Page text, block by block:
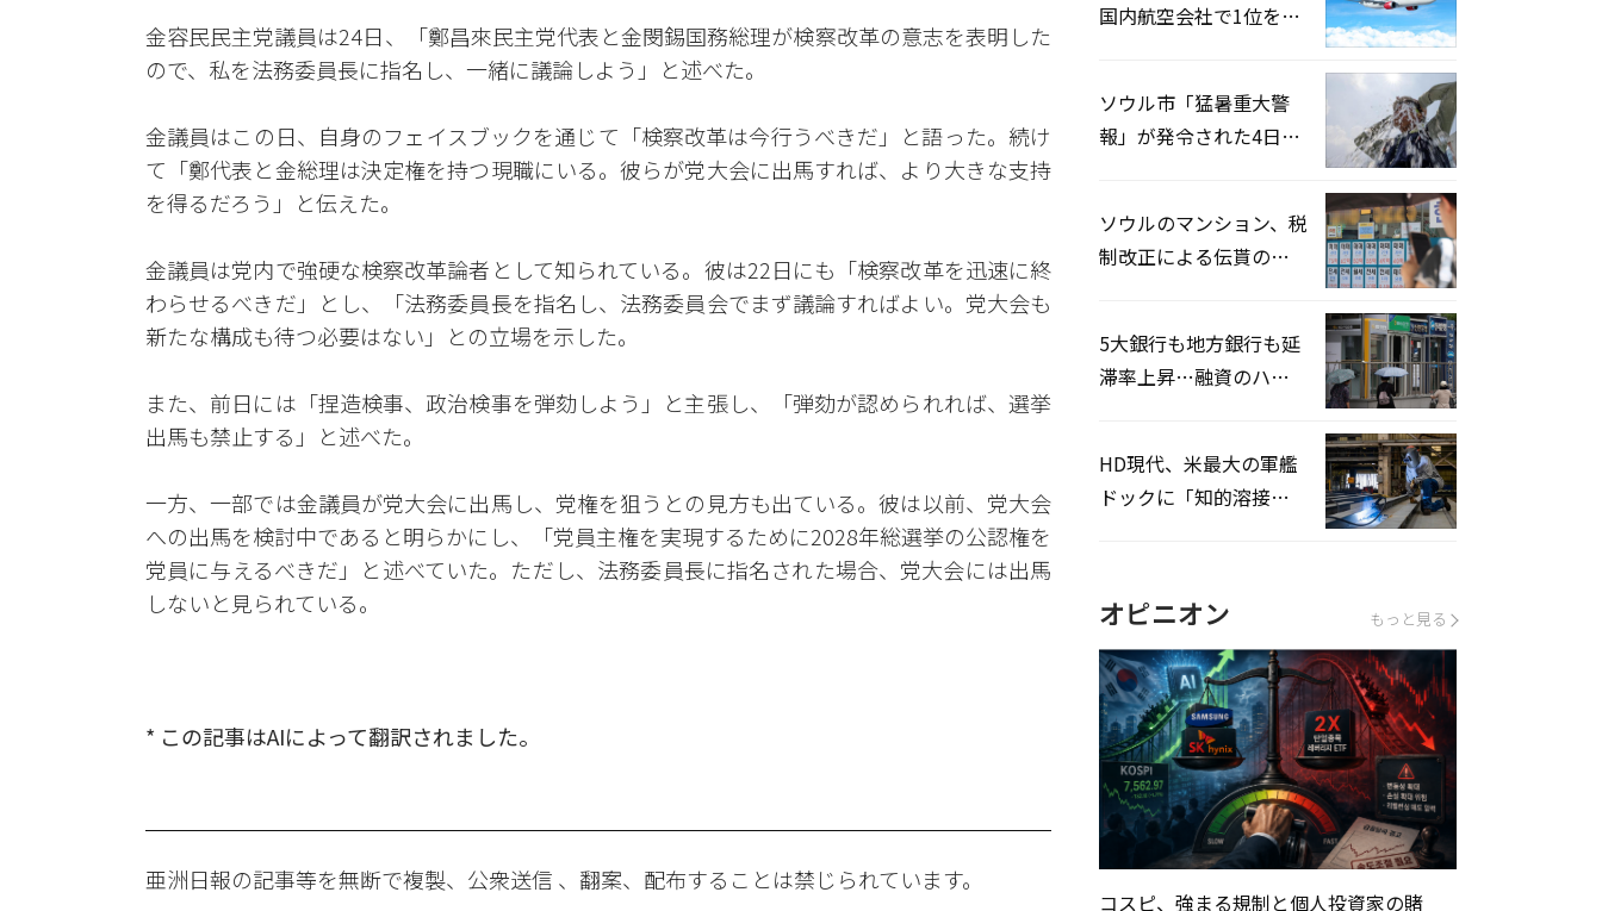
金容民民主党議員は24日、「鄭昌來民主党代表と金閔錫国務総理が検察改革の意志を表明した
ので、私を法務委員長に指名し、一緒に議論しよう」と述べた。
金議員はこの日、自身のフェイスブックを通じて「検察改革は今行うべきだ」と語った。続け
て「鄭代表と金総理は決定権を持つ現職にいる。彼らが党大会に出馬すれば、より大きな支持
を得るだろう」と伝えた。
金議員は党内で強硬な検察改革論者として知られている。彼は22日にも「検察改革を迅速に終
わらせるべきだ」とし、「法務委員長を指名し、法務委員会でまず議論すればよい。党大会も
新たな構成も待つ必要はない」との立場を示した。
また、前日には「捏造検事、政治検事を弾劾しよう」と主張し、「弾劾が認められれば、選挙
出馬も禁止する」と述べた。
一方、一部では金議員が党大会に出馬し、党権を狙うとの見方も出ている。彼は以前、党大会
への出馬を検討中であると明らかにし、「党員主権を実現するために2028年総選挙の公認権を
党員に与えるべきだ」と述べていた。ただし、法務委員長に指名された場合、党大会には出馬
しないと見られている。
* この記事はAIによって翻訳されました。
亜洲日報の記事等を無断で複製、公衆送信 、翻案、配布することは禁じられています。
国内航空会社で1位を記
ソウル市「猛暑重大警
報」が発令された4日、
ソウルのマンション、税
制改正による伝貰の月
5大銀行も地方銀行も延
滞率上昇…融資のハー
HD現代、米最大の軍艦
ドックに「知的溶接」
オピニオン もっと見る
コスピ、強まる規制と個人投資家の賭